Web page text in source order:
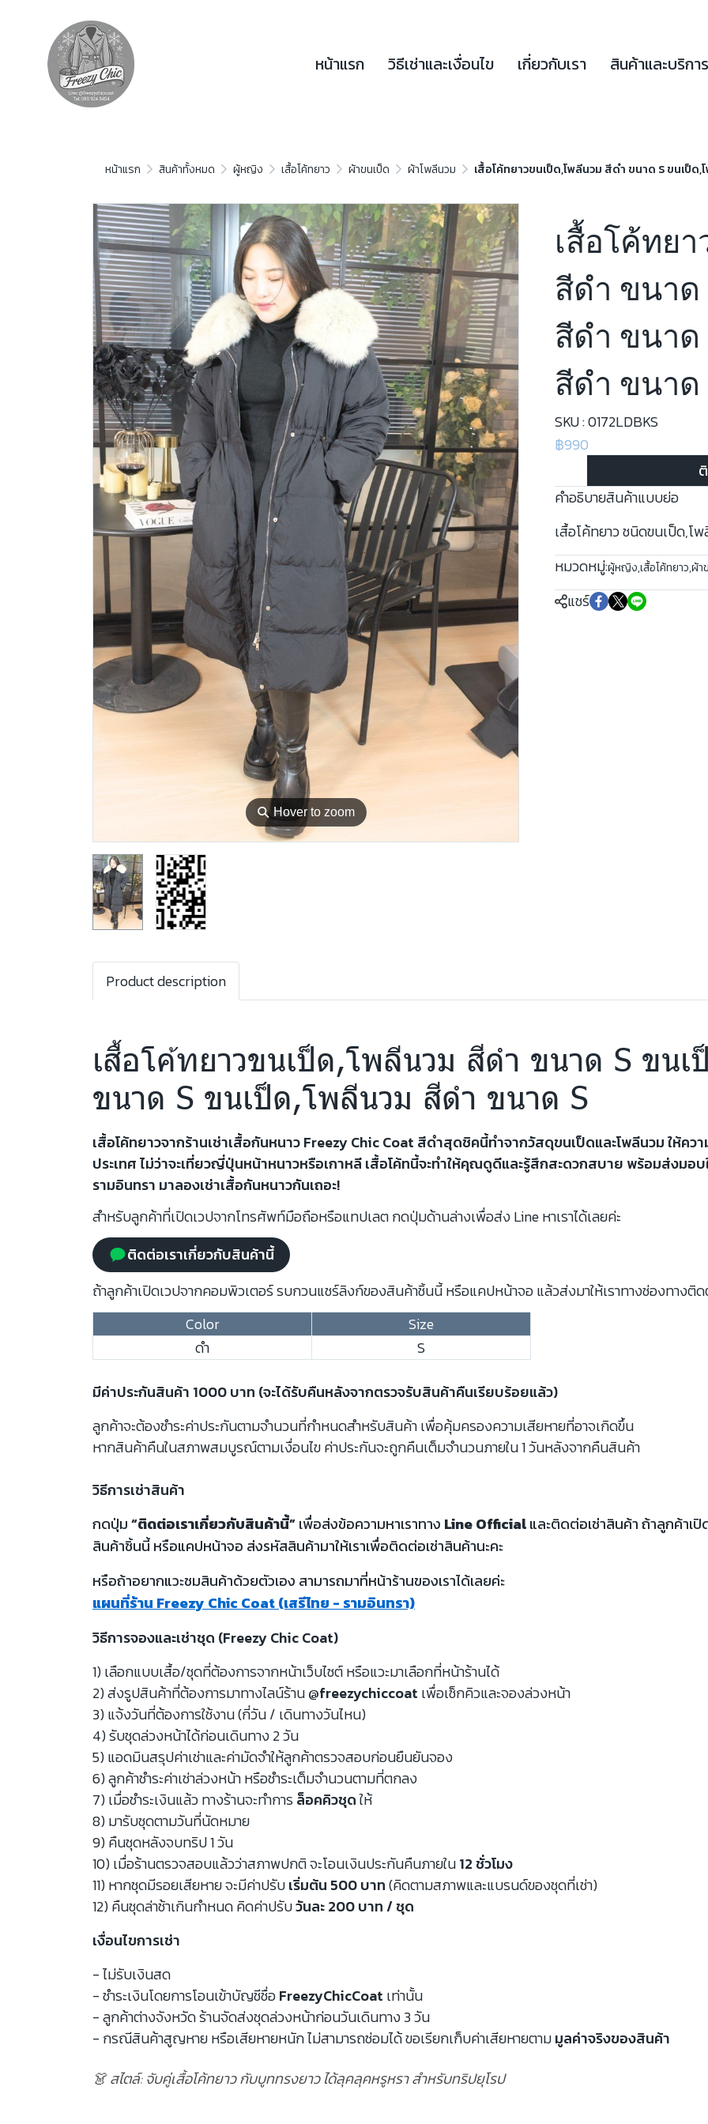
หน้าแรก วิธีเช่าและเงื่อนไข เกี่ยวกับเรา สินค้าและบริการ
หน้าแรก สินค้าทั้งหมด ผู้หญิง เสื้อโค้ทยาว ผ้าขนเป็ด ผ้าโพลีนวม เสื้อโค้ทยาวขนเป็ด,โพลีนวม สีดำ ขนาด S ขนเป็
⚲ Hover to zoom
เสื้อโค้ทย
สีดำ ขนาด
สีดำ ขนาด
สีดำ ขนาด
SKU : 0172LDBKS
฿990
คำอธิบายสินค้าแบบย่อ
เสื้อโค้ทยาว ชนิดขนเป็ด,โ
หมวดหมู่:ผู้หญิง,เสื้อโค้ทยาว,ผ้า
แชร์
Product description
เสื้อโค้ทยาวขนเป็ด,โพลีนวม สีดำ ขนาด S ขน
ขนาด S ขนเป็ด,โพลีนวม สีดำ ขนาด S
เสื้อโค้ทยาวจากร้านเช่าเสื้อกันหนาว Freezy Chic Coat สีดำสุดชิคนี้ทำจากวัสดุขนเป็ดและโพลีนวม ให้ค
ประเทศ ไม่ว่าจะเที่ยวญี่ปุ่นหน้าหนาวหรือเกาหลี เสื้อโค้ทนี้จะทำให้คุณดูดีและรู้สึกสะดวกสบาย พร้อมส่งมอ
รามอินทรา มาลองเช่าเสื้อกันหนาวกันเถอะ!
สำหรับลูกค้าที่เปิดเวปจากโทรศัพท์มือถือหรือแทปเลต กดปุ่มด้านล่างเพื่อส่ง Line หาเราได้เลยค่ะ
ติดต่อเราเกี่ยวกับสินค้านี้
ถ้าลูกค้าเปิดเวปจากคอมพิวเตอร์ รบกวนแชร์ลิงก์ของสินค้าชิ้นนี้ หรือแคปหน้าจอ แล้วส่งมาให้เราทางช่องทางติ
Color
Size
ดำ
S
มีค่าประกันสินค้า 1000 บาท (จะได้รับคืนหลังจากตรวจรับสินค้าคืนเรียบร้อยแล้ว)
ลูกค้าจะต้องชำระค่าประกันตามจำนวนที่กำหนดสำหรับสินค้า เพื่อคุ้มครองความเสียหายที่อาจเกิดขึ้น
หากสินค้าคืนในสภาพสมบูรณ์ตามเงื่อนไข ค่าประกันจะถูกคืนเต็มจำนวนภายใน 1 วันหลังจากคืนสินค้า
วิธีการเช่าสินค้า
กดปุ่ม“ติดต่อเราเกี่ยวกับสินค้านี้”เพื่อส่งข้อความหาเราทาง Line Officialและติดต่อเช่าสินค้า ถ้าลูกค้าเ
สินค้าชิ้นนี้ หรือแคปหน้าจอ ส่งรหัสสินค้ามาให้เราเพื่อติดต่อเช่าสินค้านะคะ
หรือถ้าอยากแวะชมสินค้าด้วยตัวเอง สามารถมาที่หน้าร้านของเราได้เลยค่ะ
แผนที่ร้าน Freezy Chic Coat (เสรีไทย - รามอินทรา)
วิธีการจองและเช่าชุด (Freezy Chic Coat)
1) เลือกแบบเสื้อ/ชุดที่ต้องการจากหน้าเว็บไซต์ หรือแวะมาเลือกที่หน้าร้านได้
2) ส่งรูปสินค้าที่ต้องการมาทางไลน์ร้าน@freezychiccoat เพื่อเช็กคิวและจองล่วงหน้า
3) แจ้งวันที่ต้องการใช้งาน (กี่วัน / เดินทางวันไหน)
4) รับชุดล่วงหน้าได้ก่อนเดินทาง 2 วัน
5) แอดมินสรุปค่าเช่าและค่ามัดจำให้ลูกค้าตรวจสอบก่อนยืนยันจอง
6) ลูกค้าชำระค่าเช่าล่วงหน้า หรือชำระเต็มจำนวนตามที่ตกลง
7) เมื่อชำระเงินแล้ว ทางร้านจะทำการล็อคคิวชุดให้
8) มารับชุดตามวันที่นัดหมาย
9) คืนชุดหลังจบทริป 1 วัน
10) เมื่อร้านตรวจสอบแล้วว่าสภาพปกติ จะโอนเงินประกันคืนภายใน12 ชั่วโมง
11) หากชุดมีรอยเสียหาย จะมีค่าปรับเริ่มต้น 500 บาท(คิดตามสภาพและแบรนด์ของชุดที่เช่า)
12) คืนชุดล่าช้าเกินกำหนด คิดค่าปรับวันละ 200 บาท / ชุด
เงื่อนไขการเช่า
- ไม่รับเงินสด
- ชำระเงินโดยการโอนเข้าบัญชีชื่อFreezyChicCoat เท่านั้น
- ลูกค้าต่างจังหวัด ร้านจัดส่งชุดล่วงหน้าก่อนวันเดินทาง 3 วัน
- กรณีสินค้าสูญหาย หรือเสียหายหนัก ไม่สามารถซ่อมได้ ขอเรียกเก็บค่าเสียหายตามมูลค่าจริงของสินค้า
👗 สไตล์: จับคู่เสื้อโค้ทยาว กับบูททรงยาว ได้ลุคลุคหรูหรา สำหรับทริปยุโรป